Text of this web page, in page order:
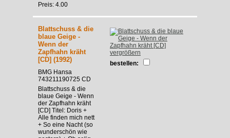
Preis: 4.00
Blattschuss & die
blaue Geige -
Wenn der
Zapfhahn kräht
[CD] (1992)
BMG Hansa
743211190725 CD
Blattschuss & die
blaue Geige - Wenn
der Zapfhahn kräht
[CD] Titel: Doris +
Alle finden mich nett
+ So eine Nacht (so
wunderschön wie
vergrößern
bestellen: